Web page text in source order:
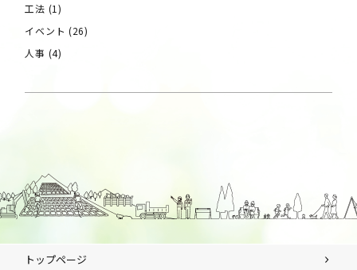
工法 (1)
イベント (26)
人事 (4)
トップページ